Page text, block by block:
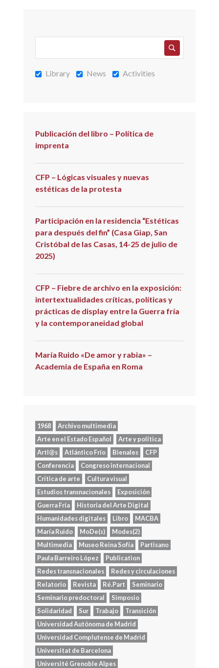
Library News Activities
Publicación del libro – Política de
imprenta
CFP – Lógicas visuales y nuevas
estéticas de la protesta
Participación en la residencia “Estéticas
para después del fin” (Casa Giap, San
Cristóbal de las Casas, 14-25 de julio de
2025)
CFP – Fiebre de archivo en la exposición:
intertextualidades críticas, políticas y
prácticas de display entre la Guerra fría
y la contemporaneidad global
María Ruido «De amor y rabia» –
Academia de España en Roma
1968
Archivo multimedia
Arte en el Estado Español
Arte y política
Artl@s
Atlántico Frío Bienales
CFP
Conferencia
Congreso internacional
Crítica de arte
Cultura visual
Estudios transnacionales
Exposición
Guerra Fría
Historia del Arte Digital
Humanidades digitales
Libro
MACBA
María Ruido
MoDe(s)
Modes(2)
Multimedia
Museo Reina Sofía
Partisano
Paula Barreiro López
Publication
Redes transnacionales
Redes y circulaciones
Relatorio
Revista Ré.Part
Seminario
Seminario predoctoral
Simposio
Solidaridad
Sur Trabajo
Transición
Universidad Autónoma de Madrid
Universidad Complutense de Madrid
Universitat de Barcelona
Université Grenoble Alpes